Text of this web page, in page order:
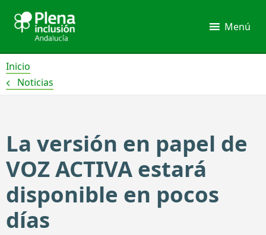
contenido
Menú
Inicio
Noticias
La versión en papel de
VOZ ACTIVA estará
disponible en pocos
días